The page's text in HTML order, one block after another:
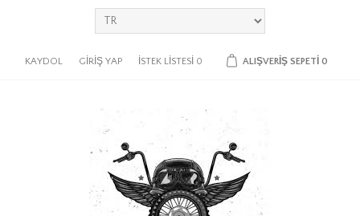
KAYDOL GIRIŞ YAP İSTEK LISTESI 0 ALIŞVERIŞ SEPETI 0